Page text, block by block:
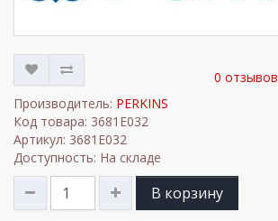
0 отзывов
Производитель: PERKINS
Код товара: 3681E032
Артикул: 3681E032
Доступность: На складе
В корзину